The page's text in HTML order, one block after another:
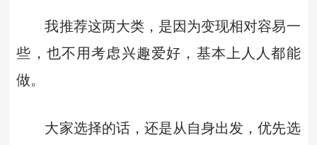
我推荐这两大类，是因为变现相对容易一
些，也不用考虑兴趣爱好，基本上人人都能
做。
大家选择的话，还是从自身出发，优先选